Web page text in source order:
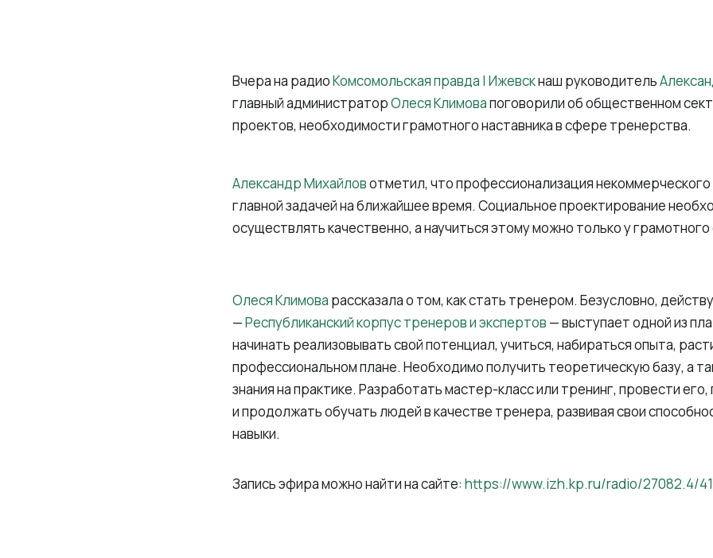
Вчера на радиоКомсомольская правда | Ижевскнаш руководитель
главный администраторОлеся Климовапоговорили об общественном
проектов, необходимости грамотного наставника в сфере тренерства.
Александр Михайловотметил, что профессионализация
главной задачей на ближайшее время. Социальное проектирование
осуществлять качественно, а научиться этому можно только у
Олеся Климова рассказала о том, как стать тренером. Безусловно,
—Республиканский корпус тренеров и экспертов — выступает одной из
начинать реализовывать свой потенциал, учиться, набираться опыта,
профессиональном плане. Необходимо получить теоретическую базу, а
знания на практике. Разработать мастер-класс или тренинг, провести
и продолжать обучать людей в качестве тренера, развивая свои
навыки.
Запись эфира можно найти на сайте: https://www.izh.kp.ru/radio/27082.4/